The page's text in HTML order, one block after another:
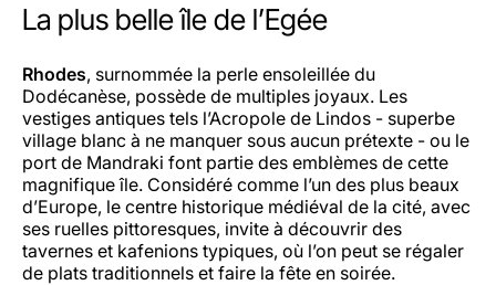
La plus belle île de l’Egée
Rhodes, surnommée la perle ensoleillée du
Dodécanèse, possède de multiples joyaux. Les
vestiges antiques tels l’Acropole de Lindos - superbe
village blanc à ne manquer sous aucun prétexte - ou le
port de Mandraki font partie des emblèmes de cette
magnifique île. Considéré comme l’un des plus beaux
d’Europe, le centre historique médiéval de la cité, avec
ses ruelles pittoresques, invite à découvrir des
tavernes et kafenions typiques, où l’on peut se régaler
de plats traditionnels et faire la fête en soirée.